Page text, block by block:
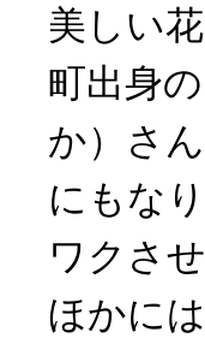
美しい
町出身
か）さ
にもな
ワクさ
ほかに